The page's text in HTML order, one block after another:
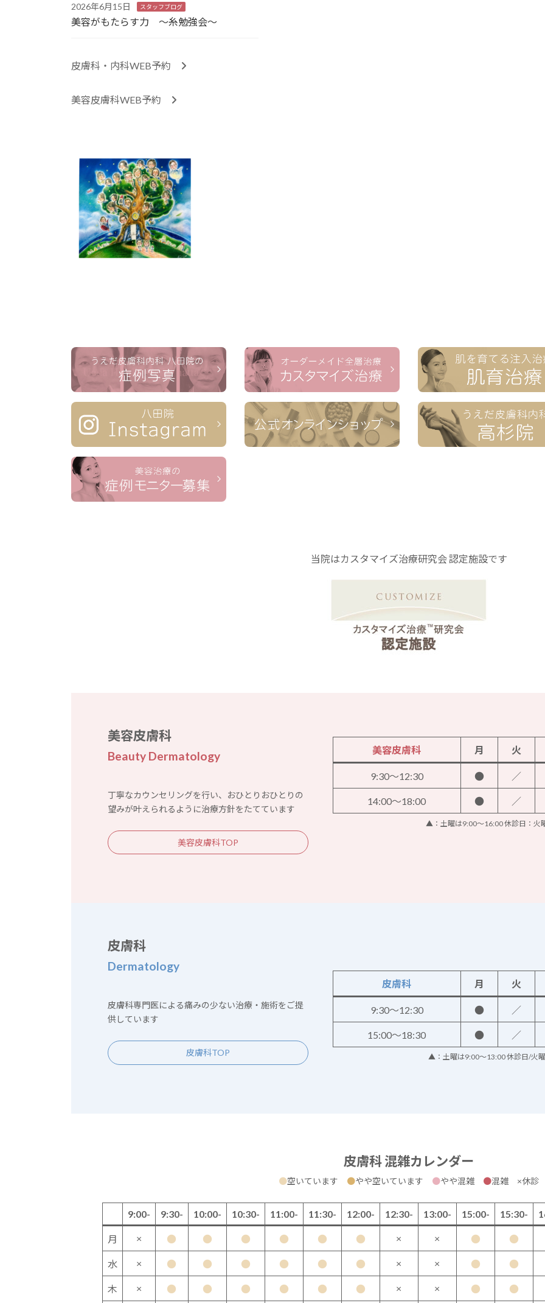
2026年6月15日 スタッフブログ
美容がもたらす力 ～糸勉強会～
皮膚科・内科WEB予約
美容皮膚科WEB予約
当院はカスタマイズ治療研究会 認定施設です
美容皮膚科
Beauty Dermatology
丁寧なカウンセリングを行い、おひとりおひとりの
望みが叶えられるように治療方針をたてています
美容皮膚科TOP
美容皮膚科 月 火
9:30～12:30 ● ／
14:00～18:00 ● ／
▲：土曜は9:00～16:00 休診日：火
皮膚科
Dermatology
皮膚科専門医による痛みの少ない治療・施術をご提
供しています
皮膚科TOP
皮膚科 月 火
9:30～12:30 ● ／
15:00～18:30 ● ／
▲：土曜は9:00～13:00 休診日/火
皮膚科 混雑カレンダー
●空いています ●やや空いています ●やや混雑 ●混雑 ×休診
9:00- 9:30- 10:00- 10:30- 11:00- 11:30- 12:00- 12:30- 13:00- 15:00- 15:30-
月 × ● ● ● ● ● ● × × ● ●
水 × ● ● ● ● ● ● × × ● ●
木 × ● ● ● ● ● ● × × ● ●